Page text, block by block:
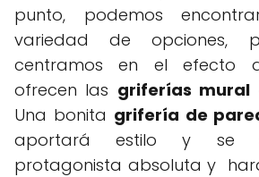
punto, podemos
variedad de opciones,
centramos en el efecto
ofrecen las griferías mural
Una bonita grifería de
aportará estilo y se
protagonista absoluta y